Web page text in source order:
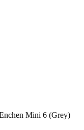
Mini 6 (Grey)